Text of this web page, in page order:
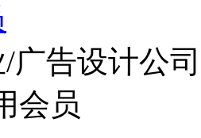
广告设计公司
会员